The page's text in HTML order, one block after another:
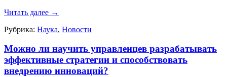
Читать далее →
Рубрика: Наука, Новости
Можно ли научить управленцев разрабатывать
эффективные стратегии и способствовать
внедрению инноваций?